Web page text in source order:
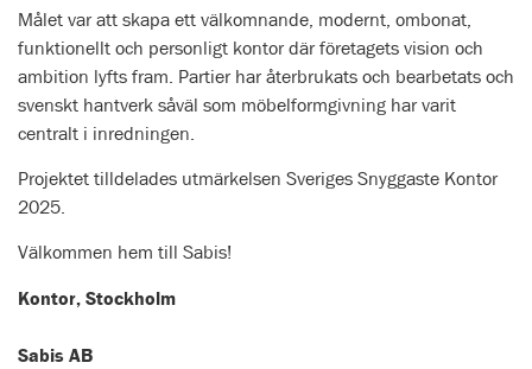
Målet var att skapa ett välkomnande, modernt, ombonat,
funktionellt och personligt kontor där företagets vision och
ambition lyfts fram. Partier har återbrukats och bearbetats och
svenskt hantverk såväl som möbelformgivning har varit
centralt i inredningen.
Projektet tilldelades utmärkelsen Sveriges Snyggaste Kontor
2025.
Välkommen hem till Sabis!
Kontor, Stockholm
Sabis AB